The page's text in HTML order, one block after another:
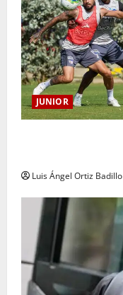
JUNIOR
Luis Ángel Ortiz Badillo